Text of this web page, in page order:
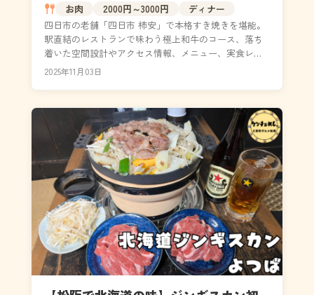
お肉
2000円～3000円
ディナー
四日市の老舗「四日市 柿安」で本格すき焼きを堪能。
駅直結のレストランで味わう極上和牛のコース、落ち
着いた空間設計やアクセス情報、メニュー、実食レビ
ューまで詳しく紹介。デートや接待、観光ランチにも
2025年11月03日